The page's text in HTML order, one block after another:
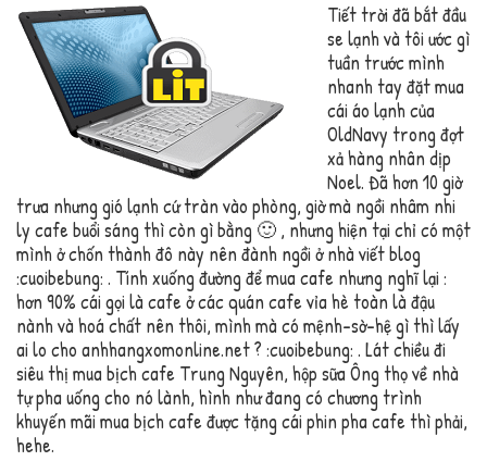
Tiết trời đã bắt đầu
se lạnh và tôi ước gì
tuần trước mình
nhanh tay đặt mua
cái áo lạnh của
OldNavy trong đợt
xả hàng nhân dịp
Noel. Đã hơn 10 giờ
trưa nhưng gió lạnh cứ tràn vào phòng, giờ mà ngồi nhâm nhi
ly cafe buổi sáng thì còn gì bằng 🙂 , nhưng hiện tại chỉ có một
mình ở chốn thành đô này nên đành ngồi ở nhà viết blog
:cuoibebung: . Tính xuống đường để mua cafe nhưng nghĩ lại :
hơn 90% cái gọi là cafe ở các quán cafe vỉa hè toàn là đậu
nành và hoá chất nên thôi, mình mà có mệnh-sờ-hệ gì thì lấy
ai lo cho anhhangxomonline.net ? :cuoibebung: . Lát chiều đi
siêu thị mua bịch cafe Trung Nguyên, hộp sữa Ông thọ về nhà
tự pha uống cho nó lành, hình như đang có chương trình
khuyến mãi mua bịch cafe được tặng cái phin pha cafe thì phải,
hehe.